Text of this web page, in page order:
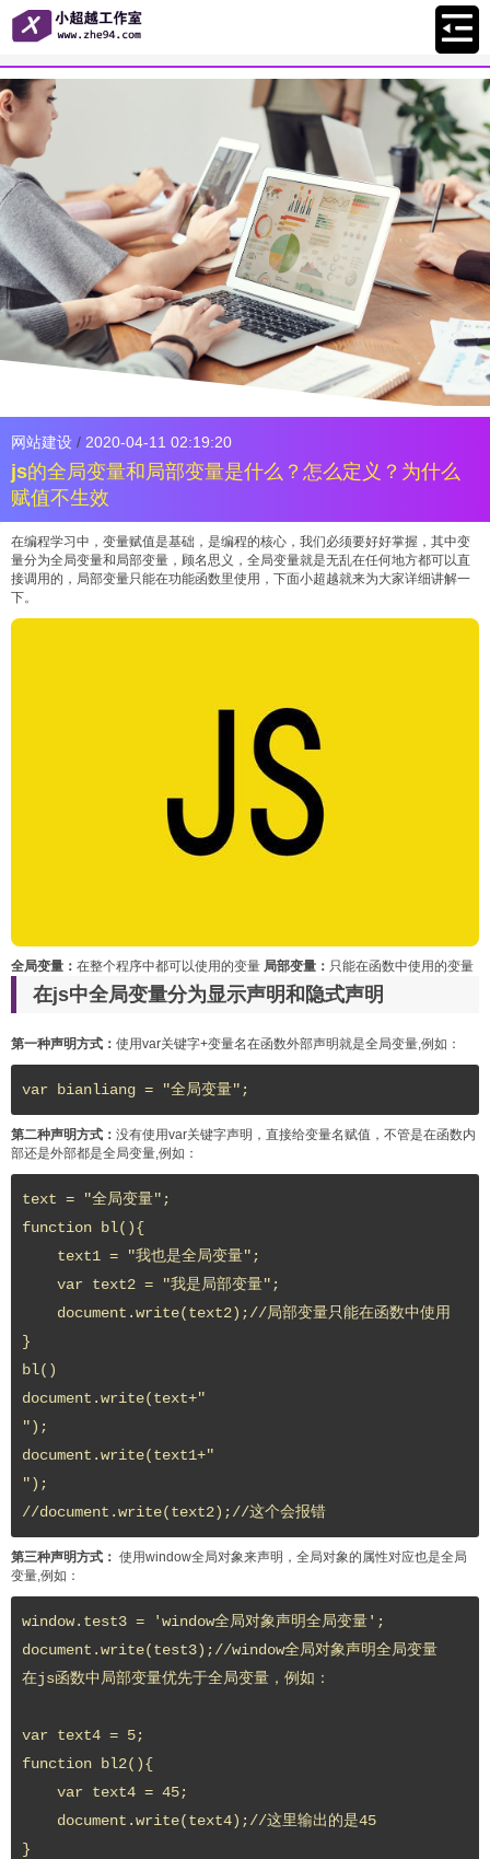
网站建设 / 2020-04-11 02:19:20
js的全局变量和局部变量是什么？怎么定义？为什么
赋值不生效
在编程学习中，变量赋值是基础，是编程的核心，我们必须要好好掌握，其中变
量分为全局变量和局部变量，顾名思义，全局变量就是无乱在任何地方都可以直
接调用的，局部变量只能在功能函数里使用，下面小超越就来为大家详细讲解一
下。
全局变量： 在整个程序中都可以使用的变量 局部变量： 只能在函数中使用的变量
在js中全局变量分为显示声明和隐式声明
第一种声明方式： 使用var关键字+变量名在函数外部声明就是全局变量,例如：
var bianliang = "全局变量";
第二种声明方式： 没有使用var关键字声明，直接给变量名赋值，不管是在函数内
部还是外部都是全局变量,例如：
text = "全局变量";
function bl(){
}
bl()
document.write(text+"
");
document.write(text1+"
");
//document.write(text2);//这个会报错
第三种声明方式： 使用window全局对象来声明，全局对象的属性对应也是全局
变量,例如：
window.test3 = 'window全局对象声明全局变量';
document.write(test3);//window全局对象声明全局变量
在js函数中局部变量优先于全局变量，例如：
var text4 = 5;
function bl2(){
}